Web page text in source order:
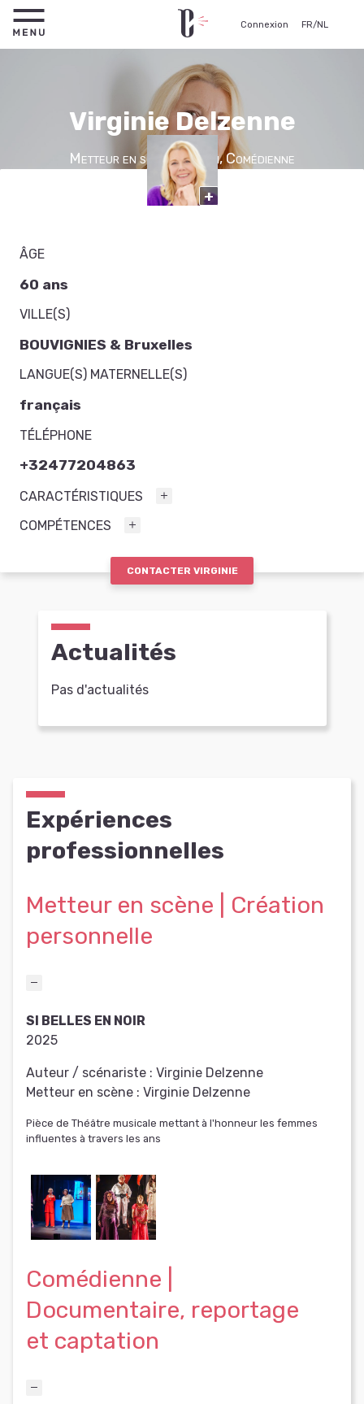
Connexion FR/NL
Virginie Delzenne
Metteur en scène, Coach, Comédienne
+
ÂGE
60 ans
VILLE(S)
BOUVIGNIES & Bruxelles
LANGUE(S) MATERNELLE(S)
français
TÉLÉPHONE
+32477204863
CARACTÉRISTIQUES
COMPÉTENCES
CONTACTER VIRGINIE
Actualités
Pas d'actualités
Expériences
professionnelles
Metteur en scène | Création
personnelle
SI BELLES EN NOIR
2025
Auteur / scénariste : Virginie Delzenne
Metteur en scène : Virginie Delzenne
Pièce de Théâtre musicale mettant à l'honneur les femmes
influentes à travers les ans
Comédienne |
Documentaire, reportage
et captation